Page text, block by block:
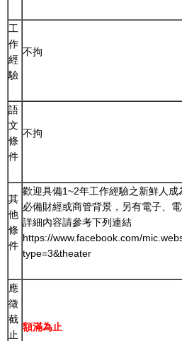
工
作
經
驗
不拘
語
文
條
件
不拘
其
他
條
件
歡迎具備1~2年工作經驗之新鮮人成
必備財經或商管背景，另有電子、
詳細內容請參考下列連結
https://www.facebook.com/
type=3&theater
應
徵
截
止
額滿為止